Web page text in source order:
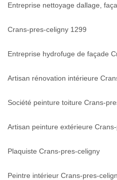
Entreprise nettoyage dallage,
Crans-pres-celigny 1299
Entreprise hydrofuge de façade
Artisan rénovation intérieure
Société peinture toiture Crans-
Artisan peinture extérieure
Plaquiste Crans-pres-celigny
Peintre intérieur Crans-pres-